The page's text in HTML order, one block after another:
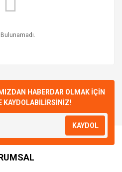
HABERDAR OLMAK İÇİN
KAYDOLABİLİRSİNİZ!
KAYDOL